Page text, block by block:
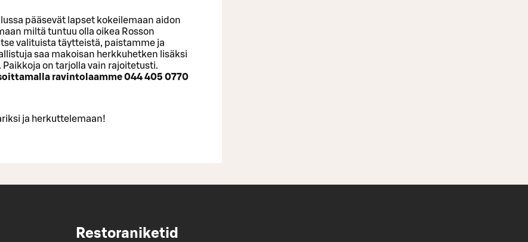
pääsevät lapset kokeilemaan aidon
miltä tuntuu olla oikea Rosson
valituista täytteistä, paistamme ja
saa makoisan herkkuhetken lisäksi
on tarjolla vain rajoitetusti.
ravintolaamme 044 405 0770
ja herkuttelemaan!
Restoraniketid